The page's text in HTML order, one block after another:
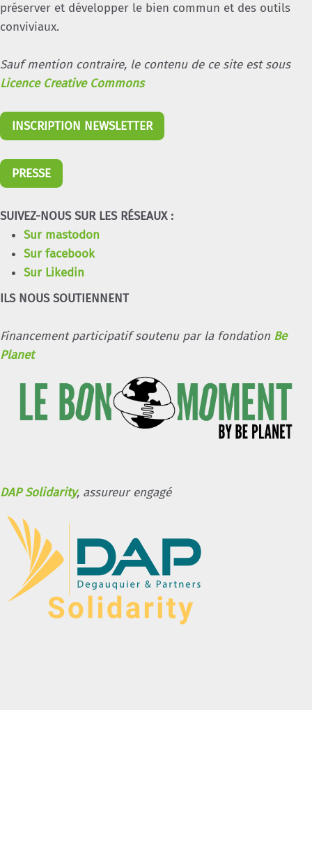
préserver et développer le bien commun et des outils
conviviaux.
Sauf mention contraire, le contenu de ce site est sous
Licence Creative Commons
INSCRIPTION NEWSLETTER
PRESSE
SUIVEZ-NOUS SUR LES RÉSEAUX :
Sur mastodon
Sur facebook
Sur Likedin
ILS NOUS SOUTIENNENT
Financement participatif soutenu par la fondation Be
Planet
DAP Solidarity, assureur engagé